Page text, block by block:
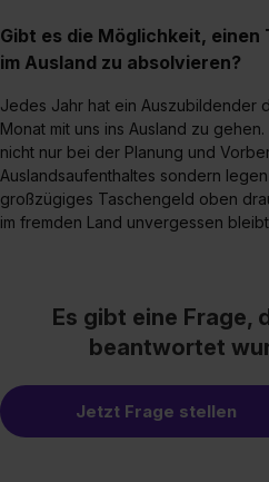
angemessenes
II). Du kannst die von dir
Datenschutzerklärung unter
Einstellungen“ widerrufen.
einzelnen Cookies findest du
zeigen“. Weitere Informationen:
Impressum.
Gibt es die Möglichkeit, einen
im Ausland zu absolvieren?
Jedes Jahr hat ein Auszubildender
Monat mit uns ins Ausland zu
nicht nur bei der Planung und
Auslandsaufenthaltes sondern
großzügiges Taschengeld oben
im fremden Land unvergessen
Es gibt eine Frage,
beantwortet
Jetzt Frage stellen